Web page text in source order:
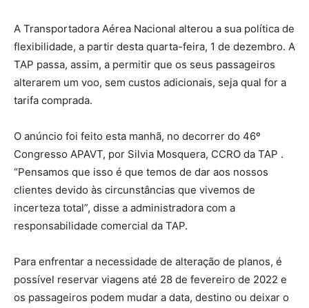
A Transportadora Aérea Nacional alterou a sua política de
flexibilidade, a partir desta quarta-feira, 1 de dezembro. A
TAP passa, assim, a permitir que os seus passageiros
alterarem um voo, sem custos adicionais, seja qual for a
tarifa comprada.
O anúncio foi feito esta manhã, no decorrer do 46º
Congresso APAVT, por Silvia Mosquera, CCRO da TAP .
“Pensamos que isso é que temos de dar aos nossos
clientes devido às circunstâncias que vivemos de
incerteza total”, disse a administradora com a
responsabilidade comercial da TAP.
Para enfrentar a necessidade de alteração de planos, é
possível reservar viagens até 28 de fevereiro de 2022 e
os passageiros podem mudar a data, destino ou deixar o